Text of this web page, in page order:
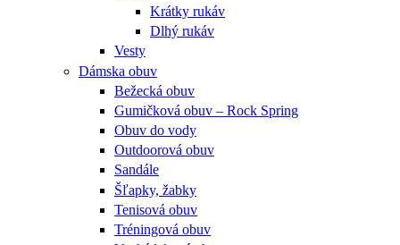
Krátky rukáv
Dlhý rukáv
Vesty
Dámska obuv
Bežecká obuv
Gumičková obuv – Rock Spring
Obuv do vody
Outdoorová obuv
Sandále
Šľapky, žabky
Tenisová obuv
Tréningová obuv